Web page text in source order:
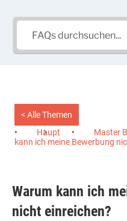
< Alle Themen
Haupt
Master
kann ich meine Bewerbung
Warum kann ich
nicht einreichen?